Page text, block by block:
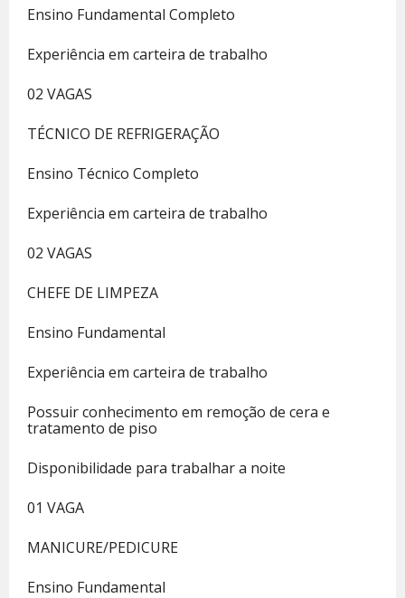
Ensino Fundamental Completo
Experiência em carteira de trabalho
02 VAGAS
TÉCNICO DE REFRIGERAÇÃO
Ensino Técnico Completo
Experiência em carteira de trabalho
02 VAGAS
CHEFE DE LIMPEZA
Ensino Fundamental
Experiência em carteira de trabalho
Possuir conhecimento em remoção de cera e
tratamento de piso
Disponibilidade para trabalhar a noite
01 VAGA
MANICURE/PEDICURE
Ensino Fundamental